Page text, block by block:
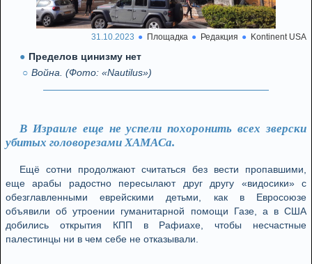
31.10.2023 Площадка Редакция Kontinent USA
Пределов цинизму нет
Война. (Фото: «Nautilus»)
В Израиле еще не успели похоронить всех зверски
убитых головорезами ХАМАСа.
Ещё сотни продолжают считаться без вести пропавшими,
еще арабы радостно пересылают друг другу «видосики» с
обезглавленными еврейскими детьми, как в Евросоюзе
объявили об утроении гуманитарной помощи Газе, а в США
добились открытия КПП в Рафиахе, чтобы несчастные
палестинцы ни в чем себе не отказывали.